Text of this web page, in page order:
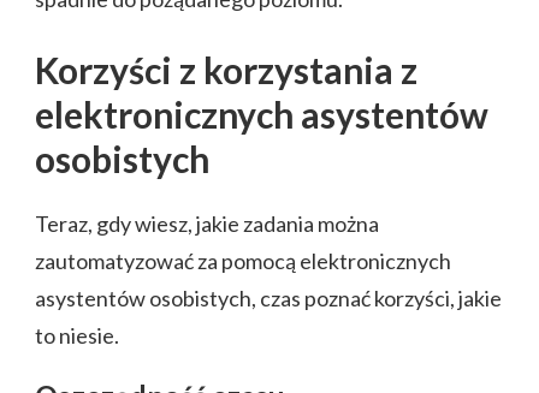
Korzyści z korzystania z
elektronicznych asystentów
osobistych
Teraz, gdy wiesz, jakie zadania można
zautomatyzować za pomocą elektronicznych
asystentów osobistych, czas poznać korzyści, jakie
to niesie.